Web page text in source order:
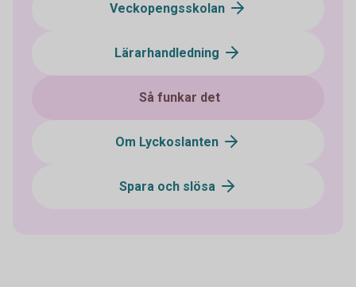
Veckopengsskolan
Lärarhandledning
Så funkar det
Om Lyckoslanten
Spara och slösa